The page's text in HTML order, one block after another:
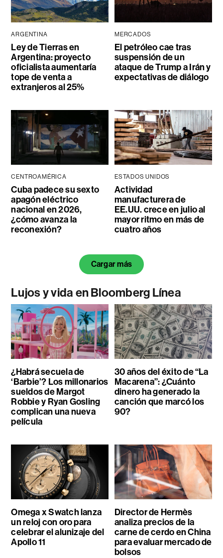
ARGENTINA
Ley de Tierras en
Argentina: proyecto
oficialista aumentaría
tope de venta a
extranjeros al 25%
MERCADOS
El petróleo cae tras
suspensión de un
ataque de Trump a Irán y
expectativas de diálogo
CENTROAMÉRICA
Cuba padece su sexto
apagón eléctrico
nacional en 2026,
¿cómo avanza la
reconexión?
ESTADOS UNIDOS
Actividad
manufacturera de
EE.UU. crece en julio al
mayor ritmo en más de
cuatro años
Cargar más
Lujos y vida en Bloomberg Línea
¿Habrá secuela de
‘Barbie’? Los millonarios
sueldos de Margot
Robbie y Ryan Gosling
complican una nueva
película
30 años del éxito de “La
Macarena”: ¿Cuánto
dinero ha generado la
canción que marcó los
90?
Omega x Swatch lanza
un reloj con oro para
celebrar el alunizaje del
Apollo 11
Director de Hermès
analiza precios de la
carne de cerdo en China
para evaluar mercado de
bolsos